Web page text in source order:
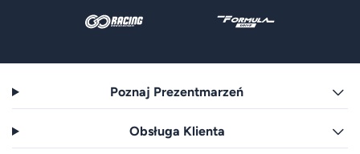
Poznaj Prezentmarzeń
Obsługa Klienta